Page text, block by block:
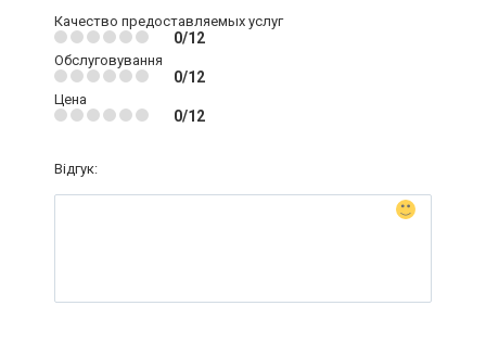
Качество предоставляемых услуг
0/12
Обслуговування
0/12
Цена
0/12
Відгук: